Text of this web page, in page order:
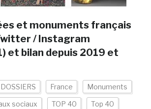
et monuments français
/ Instagram
et bilan depuis 2019 et
DOSSIERS France Monuments
sociaux TOP 40 Top 40